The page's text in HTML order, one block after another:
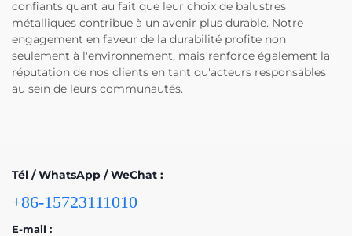
confiants quant au fait que leur choix de balustres
métalliques contribue à un avenir plus durable. Notre
engagement en faveur de la durabilité profite non
seulement à l'environnement, mais renforce également la
réputation de nos clients en tant qu'acteurs responsables
au sein de leurs communautés.
Tél / WhatsApp / WeChat :
+86-15723111010
E-mail :